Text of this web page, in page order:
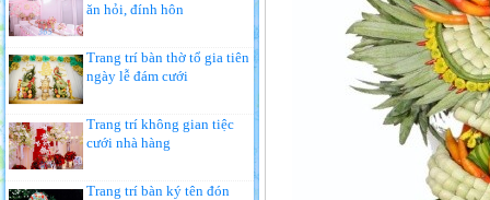
ăn hỏi, đính hôn
Trang trí bàn thờ tổ gia tiên
ngày lễ đám cưới
Trang trí không gian tiệc
cưới nhà hàng
Trang trí bàn ký tên đón